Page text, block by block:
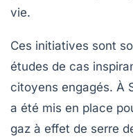
vie.
Ces initiatives sont
études de cas
citoyens engagés. À
a été mis en place
gaz à effet de serre